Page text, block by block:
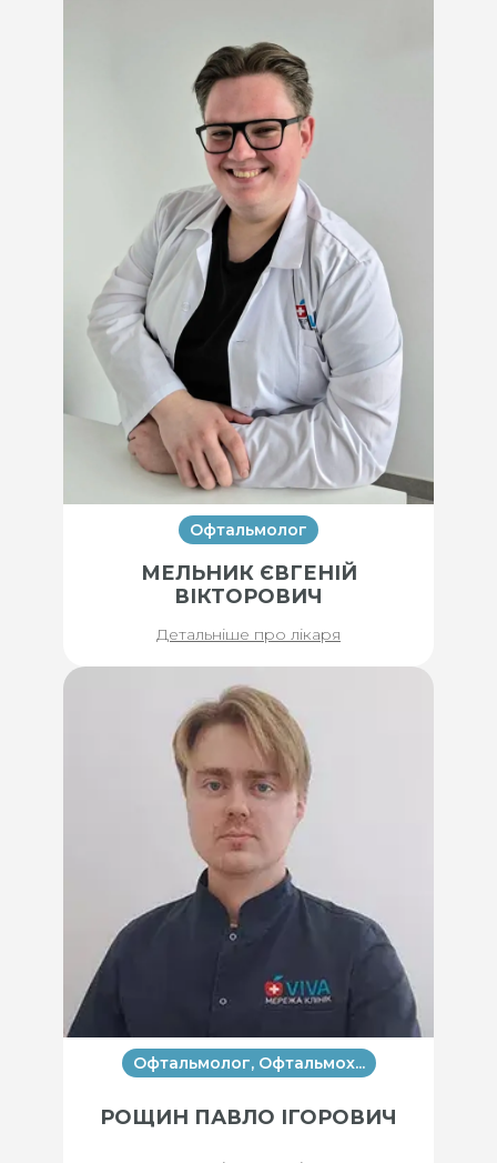
Офтальмолог
МЕЛЬНИК ЄВГЕНІЙ
ВІКТОРОВИЧ
Детальніше про лікаря
Офтальмолог, Офтальмох...
РОЩИН ПАВЛО ІГОРОВИЧ